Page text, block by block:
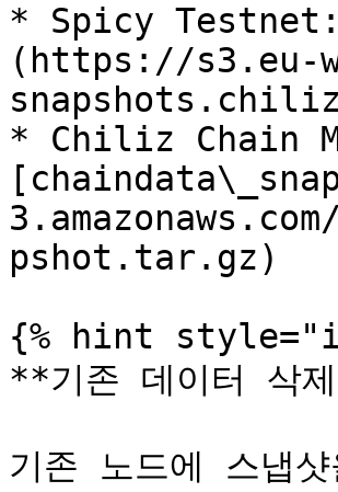
* Spicy
(https://s3.eu-
* Chiliz Chain
pshot.tar.gz)
{% hint
**기존 데이터 삭
기존 노드에 스냅